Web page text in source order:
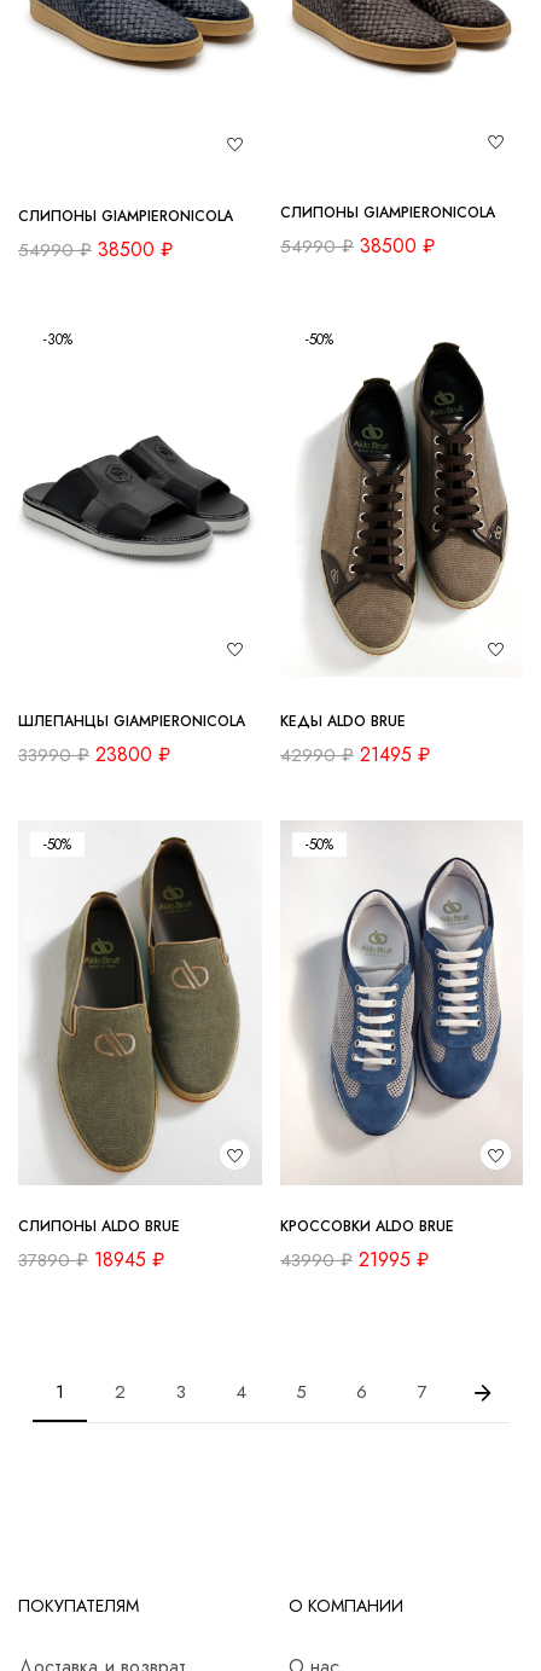
СЛИПОНЫ GIAMPIERONICOLA
54990₽ 38500 ₽
СЛИПОНЫ GIAMPIERONICOLA
54990₽ 38500 ₽
-30%
ШЛЕПАНЦЫ GIAMPIERONICOLA
33990₽ 23800 ₽
-50%
КЕДЫ ALDO BRUE
42990₽ 21495 ₽
-50%
СЛИПОНЫ ALDO BRUE
37890₽ 18945 ₽
-50%
КРОССОВКИ ALDO BRUE
43990₽ 21995 ₽
1 2 3 4 5 6 7
ПОКУПАТЕЛЯМ О КОМПАНИИ